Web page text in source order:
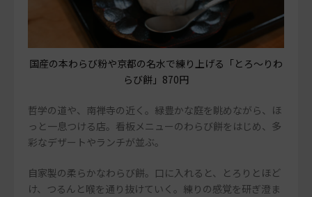
国産の本わらび粉や京都の名水で練り上げる「とろ～りわ
らび餅」870円
哲学の道や、南禅寺の近く。緑豊かな庭を眺めながら、ほ
っと一息つける店。看板メニューのわらび餅をはじめ、多
彩なデザートやランチが並ぶ。
自家製の柔らかなわらび餅。口に入れると、とろりとほど
け、つるんと喉を通り抜けていく。練りの感覚を研ぎ澄ま